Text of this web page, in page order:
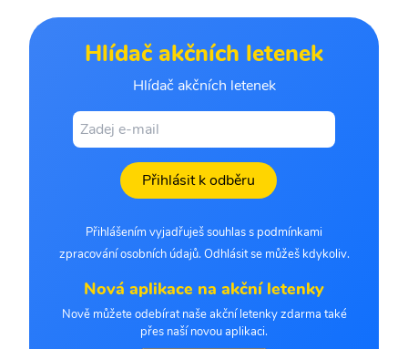
Hlídač akčních letenek
Hlídač akčních letenek
Přihlásit k odběru
Přihlášením vyjadřuješ souhlas s podmínkami
zpracování osobních údajů. Odhlásit se můžeš kdykoliv.
Nová aplikace na akční letenky
Nově můžete odebírat naše akční letenky zdarma také
přes naší novou aplikaci.